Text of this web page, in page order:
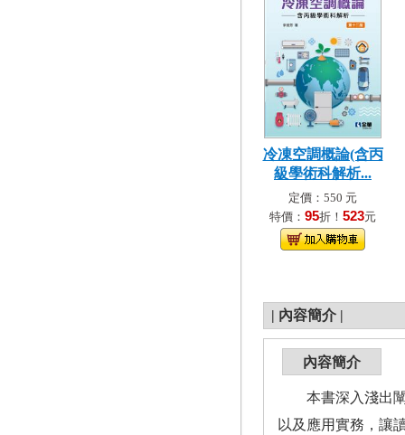
冷凍空調概論(含丙
級學術科解析...
定價：550 元
特價： 95折！ 523元
| 內容簡介 |
內容簡介
本書深入淺出闡
以及應用實務，讓